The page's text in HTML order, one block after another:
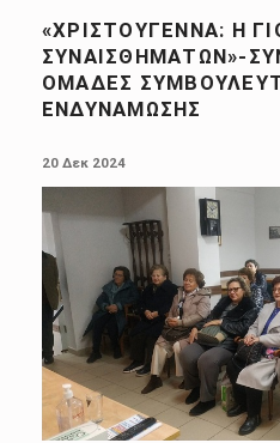
«ΧΡΙΣΤΟΎΓΕΝΝΑ: Η
ΣΥΝΑΙΣΘΗΜΆΤΩΝ»-
ΟΜΆΔΕΣ
ΕΝΔΥΝΆΜΩΣΗΣ
20 Δεκ 2024